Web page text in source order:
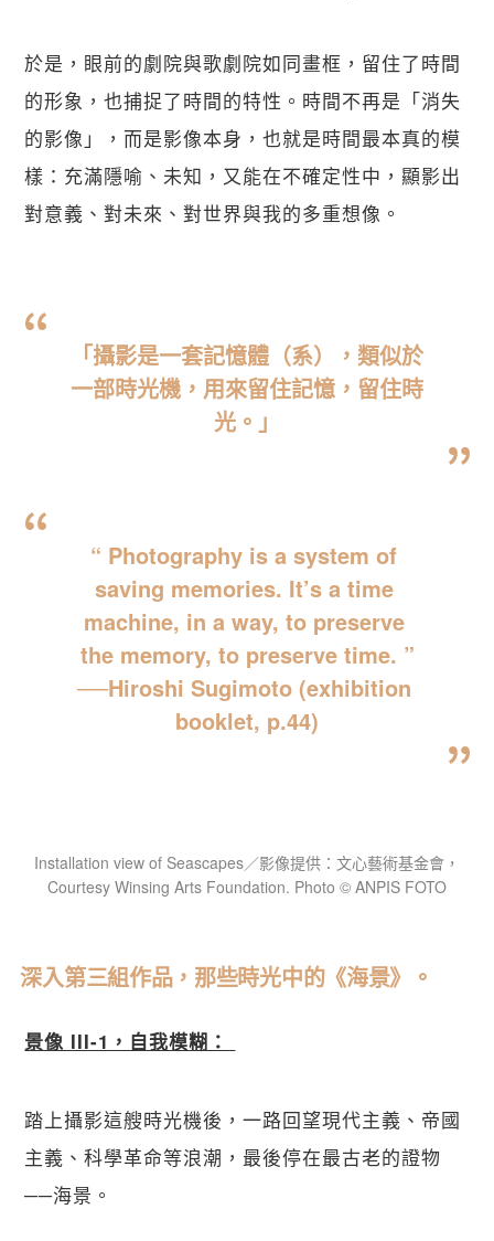
於是，眼前的劇院與歌劇院如同畫框，留住了時間
的形象，也捕捉了時間的特性。時間不再是「消失
的影像」，而是影像本身，也就是時間最本真的模
樣：充滿隱喻、未知，又能在不確定性中，顯影出
對意義、對未來、對世界與我的多重想像。
「攝影是一套記憶體（系），類似於
一部時光機，用來留住記憶，留住時
光。」
“ Photography is a system of
saving memories. It’s a time
machine, in a way, to preserve
the memory, to preserve time. ”
──Hiroshi Sugimoto (exhibition
booklet, p.44)
Installation view of Seascapes／影像提供：文心藝術基金會，
Courtesy Winsing Arts Foundation. Photo © ANPIS FOTO
深入第三組作品，那些時光中的《海景》。
景像 III-1，自我模糊：
踏上攝影這艘時光機後，一路回望現代主義、帝國
主義、科學革命等浪潮，最後停在最古老的證物
──海景。